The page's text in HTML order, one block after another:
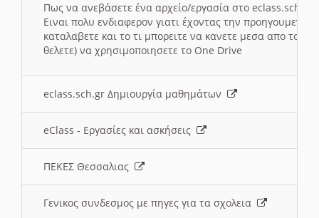
Πως να ανεβάσετε ένα αρχείο/εργασία στο eclass.sch.gr
Ειναι πολυ ενδιαφερον γιατι έχοντας την
καταλαβετε και το τι μπορειτε να κανετε μεσα απο το
θελετε) να χρησιμοποιησετε το One Drive
eclass.sch.gr Δημιουργία μαθημάτων
eClass - Εργασίες και ασκήσεις
ΠΕΚΕΣ Θεσσαλιας
Γενικος συνδεσμος με πηγες για τα σχολεια